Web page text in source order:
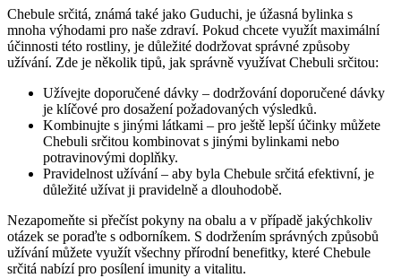
Chebule srčitá, známá také jako Guduchi, je úžasná bylinka s
mnoha výhodami pro naše zdraví. Pokud chcete využít maximální
účinnosti této rostliny, je důležité dodržovat správné způsoby
užívání. Zde je několik tipů, jak správně využívat Chebuli srčitou:
Užívejte doporučené dávky – dodržování doporučené dávky
je klíčové pro dosažení požadovaných výsledků.
Kombinujte s jinými látkami – pro ještě lepší účinky můžete
Chebuli srčitou kombinovat s jinými bylinkami nebo
potravinovými doplňky.
Pravidelnost užívání – aby byla Chebule srčitá efektivní, je
důležité užívat ji pravidelně a dlouhodobě.
Nezapomeňte si přečíst pokyny na obalu a v případě jakýchkoliv
otázek se poraďte s odborníkem. S dodržením správných způsobů
užívání můžete využít všechny přírodní benefitky, které Chebule
srčitá nabízí pro posílení imunity a vitalitu.